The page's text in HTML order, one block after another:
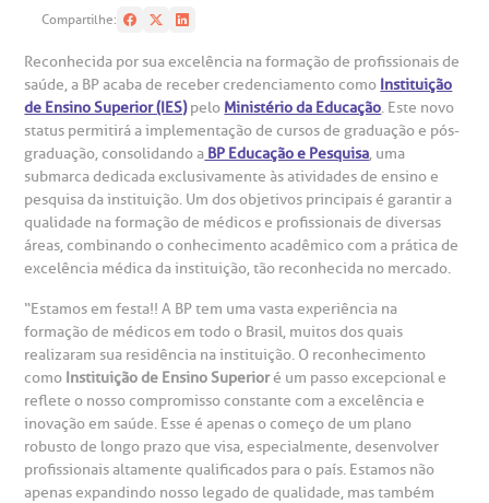
de consultas e exames
in antecipado
de exames
de Exames
SAC
A BP conta com você para melhorar sempre a qualidade do
atendimento e dos serviços prestados.
A Ouvidoria e SAC são canais para você, cliente da BP, tirar
suas dúvidas, registrar suas reclamações ou fazer elogios
relacionados ao nosso atendimento e aos nossos serviços.
Horário de atendimento: 2ª a 6ª feira das 7h às 18h
(11)3505-1000
ouvidoria@bp.org.br
Hospital BP
Saiba mais
Endereço:
Rua Maestro Cardim, 769
CEP: 01323-001 | Bela Vista
São Paulo - SP
e Pesquisa
do médico
de conduta
social da BP
corporativa
Telemedicina BP
de atendimento
de Visita
socorro
de cópia de prontuário médico
de Oncologia e Hematologia
de Excelência em Neurologia e
de Excelência em Ortopedia
especialidades
Compartilhe:
Reconhecida por sua excelência na formação de profissionais de
saúde, a BP acaba de receber credenciamento como Instituição
de Ensino Superior (IES)pelo Ministério da Educação. Este novo
status permitirá a implementação de cursos de graduação e pós-
graduação, consolidando a BP Educação e Pesquisa, uma
submarca dedicada exclusivamente às atividades de ensino e
pesquisa da instituição. Um dos objetivos principais é garantir a
qualidade na formação de médicos e profissionais de diversas
áreas, combinando o conhecimento acadêmico com a prática de
excelência médica da instituição, tão reconhecida no mercado.
“Estamos em festa!! A BP tem uma vasta experiência na
formação de médicos em todo o Brasil, muitos dos quais
realizaram sua residência na instituição. O reconhecimento
como Instituição de Ensino Superioré um passo excepcional e
reflete o nosso compromisso constante com a excelência e
inovação em saúde. Esse é apenas o começo de um plano
robusto de longo prazo que visa, especialmente, desenvolver
profissionais altamente qualificados para o país. Estamos não
apenas expandindo nosso legado de qualidade, mas também